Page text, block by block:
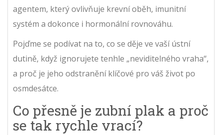
agentem, který ovlivňuje krevní oběh, imunitní
systém a dokonce i hormonální rovnováhu.
Pojďme se podívat na to, co se děje ve vaší ústní
dutině, když ignorujete tenhle „neviditelného vraha“,
a proč je jeho odstranění klíčové pro váš život po
osmdesátce.
Co přesně je zubní plak a proč
se tak rychle vrací?